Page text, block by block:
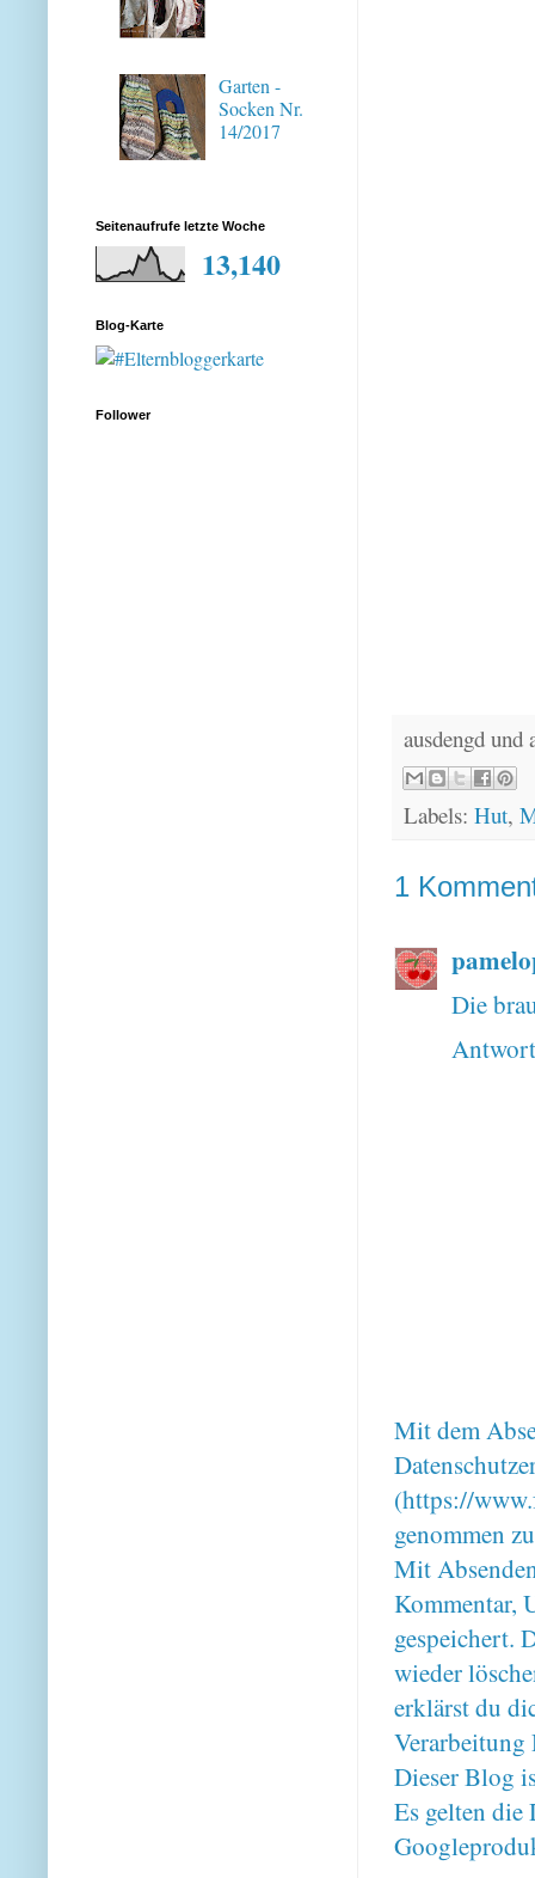
ausdengd
Labels: Hut,
1
Die
Mit dem
(https://
genommen
Mit
Kommentar,
gespeichert.
wieder
erklärst du
Verarbeitung
Dieser Blog
Es gelten
Garten -
Socken Nr.
14/2017
Seitenaufrufe letzte Woche
13,140
Blog-Karte
Follower